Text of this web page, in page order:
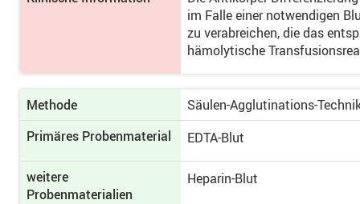
im Falle einer notwendigen
zu verabreichen, die das
hämolytische
Methode
Säulen-Agglutinations-
Primäres Proben­material
EDTA-Blut
weitere
Probenmaterialien
Heparin-Blut